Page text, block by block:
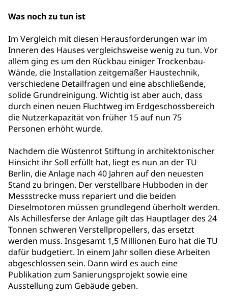
Was noch zu tun ist
Im Vergleich mit diesen Herausforderungen war im
Inneren des Hauses vergleichsweise wenig zu tun. Vor
allem ging es um den Rückbau einiger Trockenbau-
Wände, die Installation zeitgemäßer Haustechnik,
verschiedene Detailfragen und eine abschließende,
solide Grundreinigung. Wichtig ist aber auch, dass
durch einen neuen Fluchtweg im Erdgeschossbereich
die Nutzerkapazität von früher 15 auf nun 75
Personen erhöht wurde.
Nachdem die Wüstenrot Stiftung in architektonischer
Hinsicht ihr Soll erfüllt hat, liegt es nun an der TU
Berlin, die Anlage nach 40 Jahren auf den neuesten
Stand zu bringen. Der verstellbare Hubboden in der
Messstrecke muss repariert und die beiden
Dieselmotoren müssen grundlegend überholt werden.
Als Achillesferse der Anlage gilt das Hauptlager des 24
Tonnen schweren Verstellpropellers, das ersetzt
werden muss. Insgesamt 1,5 Millionen Euro hat die TU
dafür budgetiert. In einem Jahr sollen diese Arbeiten
abgeschlossen sein. Dann wird es auch eine
Publikation zum Sanierungsprojekt sowie eine
Ausstellung zum Gebäude geben.